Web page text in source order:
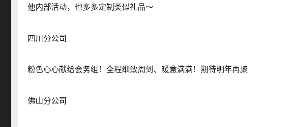
他内部活动，也多多定制类似礼品～
四川分公司
粉色心心献给会务组！全程细致周到、暖意满满！期待明年再聚
佛山分公司